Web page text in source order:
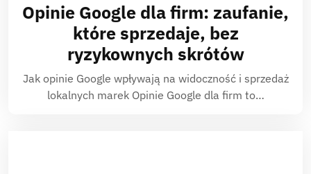
Opinie Google dla firm: zaufanie,
które sprzedaje, bez
ryzykownych skrótów
Jak opinie Google wpływają na widoczność i sprzedaż
lokalnych marek Opinie Google dla firm to…